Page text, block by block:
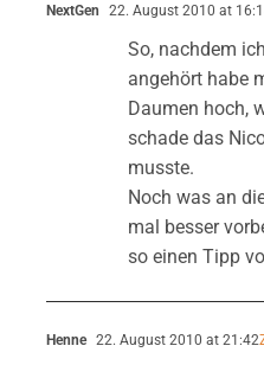
NextGen 22. August 2010 at
So, nachdem
angehört habe
Daumen hoch,
schade das
musste.
Noch was an
mal besser
so einen Tipp
Henne 22. August 2010 at 21:42